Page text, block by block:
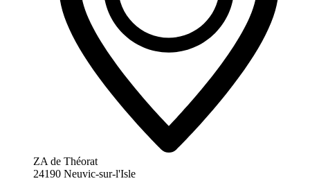
ZA de Théorat
24190 Neuvic-sur-l'Isle